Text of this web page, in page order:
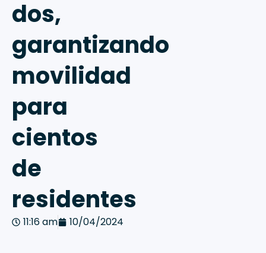
dos,
garantizando
movilidad
para
cientos
de
residentes
11:16 am 10/04/2024